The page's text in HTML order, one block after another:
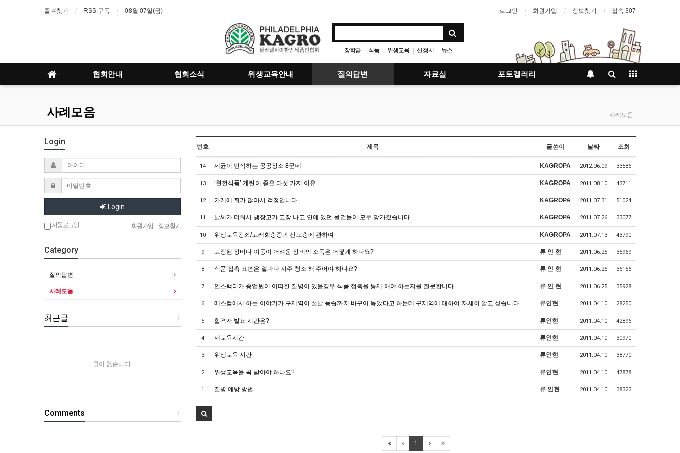
즐겨찾기 RSS 구독 08월 07일(금) 로그인 회원가입 정보찾기 접속 307
장학금 | 식품 | 위생교육 | 신청서 | 뉴스
협회안내 협회소식 위생교육안내 질의답변 자료실 포토켈러리
사례모음 사례모음
번호 제목 글쓴이 날짜 조회
14 세균이 번식하는 공공장소 8군데 KAGROPA 2012.06.09 33586
13 ‘완전식품’ 계란이 좋은 다섯 가지 이유 KAGROPA 2011.08.10 43711
12 가게에 쥐가 많아서 걱정입니다. KAGROPA 2011.07.31 51024
11 날씨가 더워서 냉장고가 고장 나고 안에 있던 물건들이 모두 망가졌습니다. KAGROPA 2011.07.26 33077
10 위생교육강좌/고래회충증과 선모충에 관하여 KAGROPA 2011.07.13 43790
9 고정된 장비나 이동이 어려운 장비의 소독은 어떻게 하나요? 류 인 현 2011.06.25 35969
8 식품 접촉 표면은 얼마나 자주 청소 해 주어야 하나요? 류 인 현 2011.06.25 36156
7 인스팩터가 종업원이 어떠한 질병이 있을경우 식품 접촉을 통제 해야 하는지를 질문합니다. 류 인 현 2011.06.25 35928
6 메스컴에서 하는 이야기가 구제역이 설날 풍습까지 바꾸어 놓았다고 하는데 구제역에 대하여 자세히 알고 싶습니다… 류인현 2011.04.10 28250
5 합격자 발표 시간은? 류인현 2011.04.10 42896
4 재교육시간 류인현 2011.04.10 30970
3 위생교육 시간 류인현 2011.04.10 38770
2 위생교육을 꼭 받아야 하나요? 류인현 2011.04.10 47878
1 질병 예방 방법 류 인현 2011.04.10 38323
1
Login
Login
자동로그인 회원가입 정보찾기
Category
질의답변
사례모음
+
최근글
글이 없습니다.
+
Comments